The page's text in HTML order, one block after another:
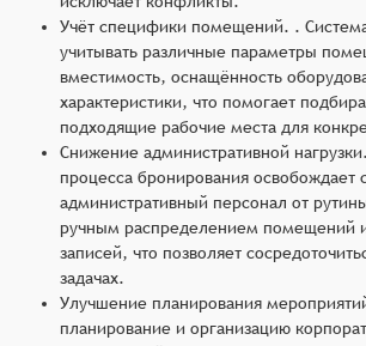
Учёт специфики помещений. .
учитывать различные параметры
вместимость, оснащённость
характеристики, что помогает
подходящие рабочие места для
Снижение административной
процесса бронирования освобождает
административный персонал от
ручным распределением помещений
записей, что позволяет
задачах.
Улучшение планирования
планирование и организацию